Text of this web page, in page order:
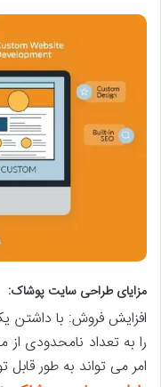
مزایای طراحی سایت پوشاک:
افزایش فروش: با
را به تعداد نامحدودی
امر می تواند به طور